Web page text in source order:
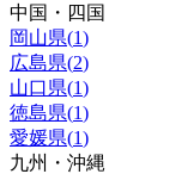
中国・四国
岡山県(1)
広島県(2)
山口県(1)
徳島県(1)
愛媛県(1)
九州・沖縄